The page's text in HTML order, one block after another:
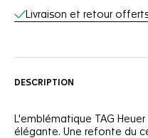
Livraison et retour
DESCRIPTION
L'emblématique TAG
élégante. Une refonte du